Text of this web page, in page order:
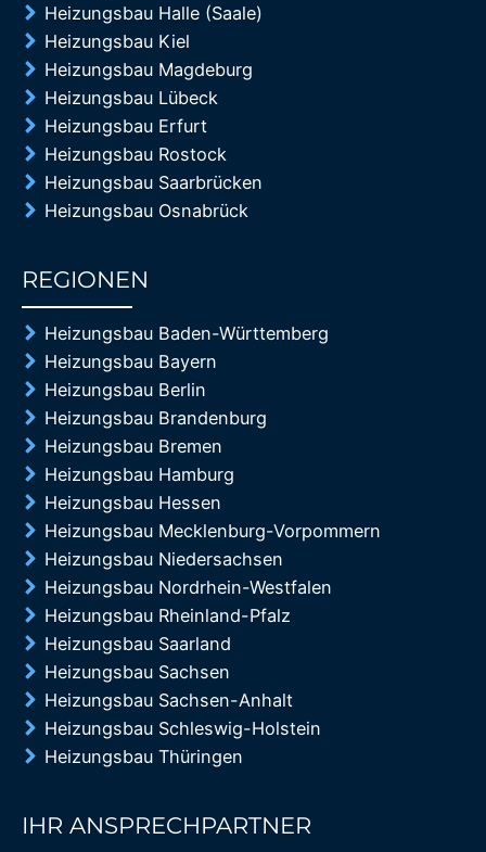
Heizungsbau Halle (Saale)
Heizungsbau Kiel
Heizungsbau Magdeburg
Heizungsbau Lübeck
Heizungsbau Erfurt
Heizungsbau Rostock
Heizungsbau Saarbrücken
Heizungsbau Osnabrück
REGIONEN
Heizungsbau Baden-Württemberg
Heizungsbau Bayern
Heizungsbau Berlin
Heizungsbau Brandenburg
Heizungsbau Bremen
Heizungsbau Hamburg
Heizungsbau Hessen
Heizungsbau Mecklenburg-Vorpommern
Heizungsbau Niedersachsen
Heizungsbau Nordrhein-Westfalen
Heizungsbau Rheinland-Pfalz
Heizungsbau Saarland
Heizungsbau Sachsen
Heizungsbau Sachsen-Anhalt
Heizungsbau Schleswig-Holstein
Heizungsbau Thüringen
IHR ANSPRECHPARTNER